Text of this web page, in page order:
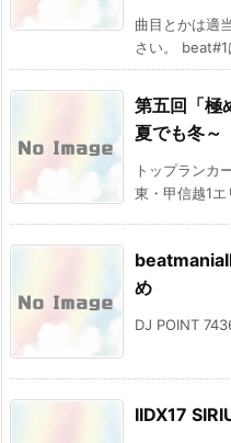
曲目とかは適
さい。
第五回「極
夏でも冬～
トップランカ
東・甲信越1
め
DJ POINT
IIDX17